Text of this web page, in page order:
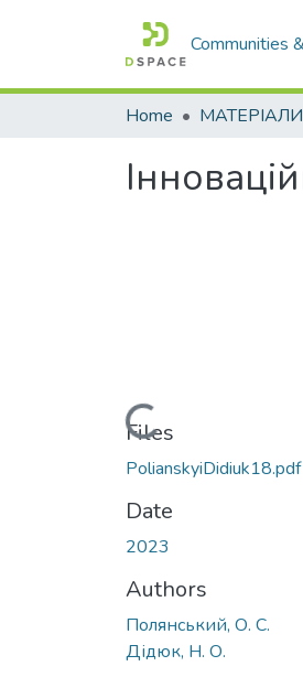
Communities
Home
Loading...
Files
PolianskyiDidiuk18.pdf
Date
2023
Authors
Полянський, О. С.
Дідюк, Н. О.